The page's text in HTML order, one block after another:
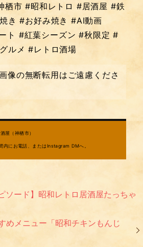
栖市 #昭和レトロ #居酒屋 #鉄
き #お好み焼き #AI動画
ト #紅葉シーズン #秋限定 #
ルメ #レトロ酒場
像の無断転用はご遠慮くださ
屋（神栖市）
内にお電話、またはInstagram DMへ。
ソード】昭和レトロ居酒屋たっちゃ
めメニュー「昭和チキンもんじ